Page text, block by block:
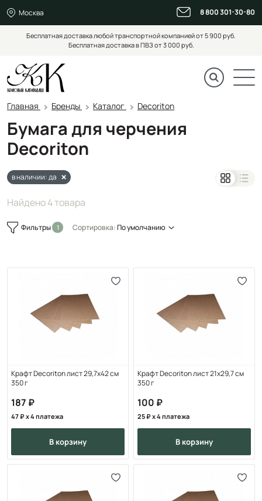
Москва 8 800 301-30-80
Бесплатная доставка любой транспортной компанией от 5 900 руб.
Бесплатная доставка в ПВЗ от 3 000 руб.
Главная Бренды Каталог Decoriton
Бумага для черчения
Decoriton
в наличии: да
Найдено 4 товара
Фильтры Сортировка:По умолчанию
Крафт Decoriton лист 29,7х42 см
350 г
187
47 x 4 платежа
в корзину
Крафт Decoriton лист 21х29,7 см
350 г
100
25 x 4 платежа
в корзину